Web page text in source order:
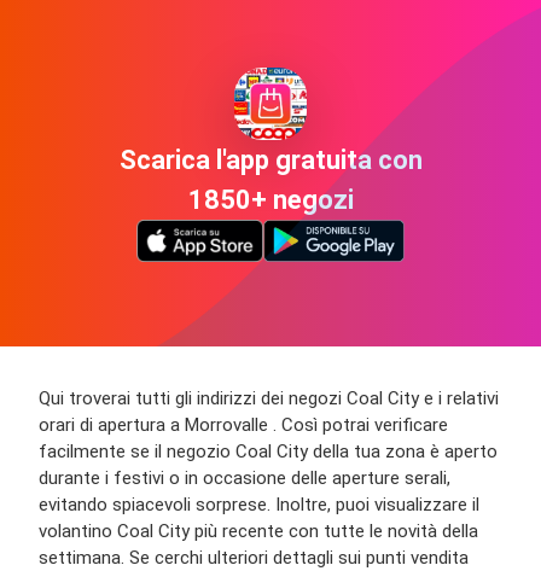
Scarica l'app gratuita con
1850+ negozi
Qui troverai tutti gli indirizzi dei negozi Coal City e i relativi
orari di apertura a Morrovalle . Così potrai verificare
facilmente se il negozio Coal City della tua zona è aperto
durante i festivi o in occasione delle aperture serali,
evitando spiacevoli sorprese. Inoltre, puoi visualizzare il
volantino Coal City più recente con tutte le novità della
settimana. Se cerchi ulteriori dettagli sui punti vendita